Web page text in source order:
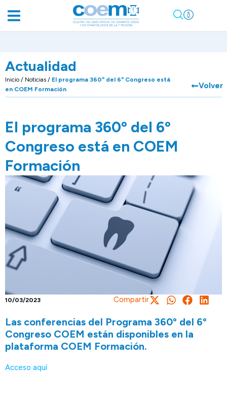
Actualidad
Inicio / Noticias / El programa 360º del 6º Congreso está
en COEM Formación
Volver
El programa 360º del 6º
Congreso está en COEM
Formación
10/03/2023 Compartir
Las conferencias del Programa 360º del 6º
Congreso COEM están disponibles en la
plataforma COEM Formación.
Acceso aquí